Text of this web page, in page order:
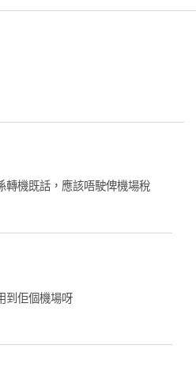
轉機既話，應該唔駛俾機場稅
到佢個機場呀